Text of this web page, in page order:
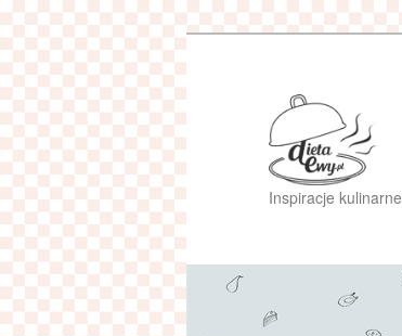
Przeskocz
do
tekstu
Inspiracje kulinarne